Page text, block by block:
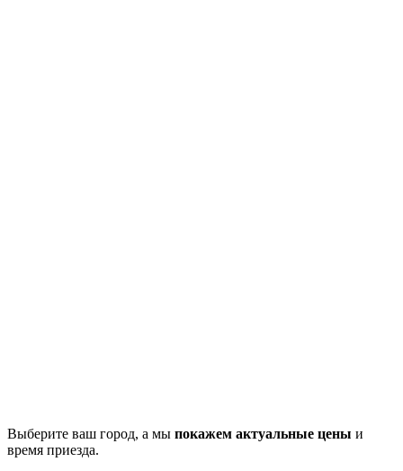
Выберите ваш город, а мы покажем актуальные цены и
время приезда.